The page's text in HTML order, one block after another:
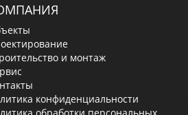
и монтаж
конфиденциальности